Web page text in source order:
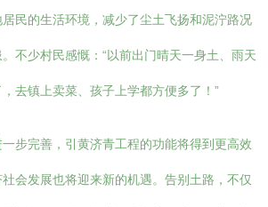
民的生活环境，减少了尘土飞扬和泥泞路况
不少村民感慨：“以前出门晴天一身土、雨天
去镇上卖菜、孩子上学都方便多了！”
步完善，引黄济青工程的功能将得到更高效
会发展也将迎来新的机遇。告别土路，不仅